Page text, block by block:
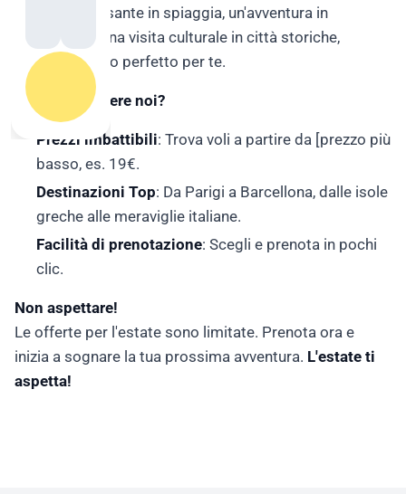
una fuga rilassante in spiaggia, un'avventura in
montagna o una visita culturale in città storiche,
abbiamo il volo perfetto per te.
Perché scegliere noi?
Prezzi imbattibili: Trova voli a partire da [prezzo più
basso, es. 19€.
Destinazioni Top: Da Parigi a Barcellona, dalle isole
greche alle meraviglie italiane.
Facilità di prenotazione: Scegli e prenota in pochi
clic.
Non aspettare!
Le offerte per l'estate sono limitate. Prenota ora e
inizia a sognare la tua prossima avventura. L'estate ti
aspetta!